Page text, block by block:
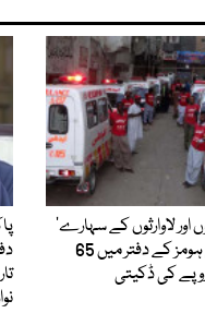
اور لاوارثوں کے سہارے‘
ایدھی ہومز کے دفتر میں 65
کی ڈکیتی